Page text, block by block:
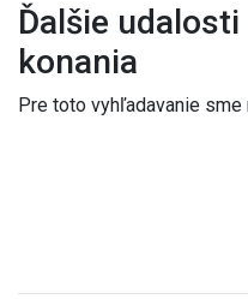
Ďalšie
konania
Pre toto vyhľadavanie